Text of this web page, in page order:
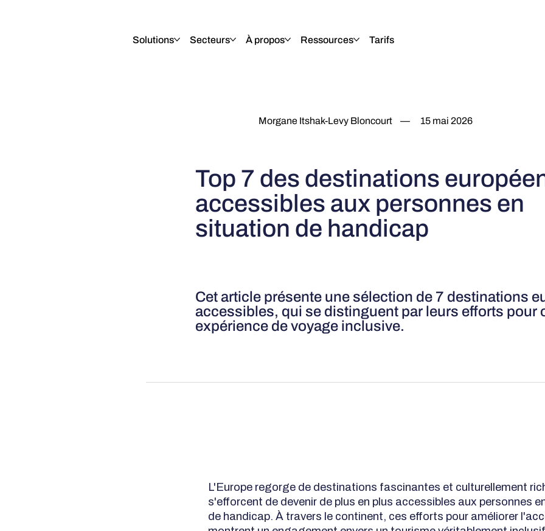
Solutions Secteurs À propos Ressources Tarifs
Morgane Itshak-Levy Bloncourt — 15 mai 2026
Top 7 des destinations
accessibles aux personnes en
situation de handicap
Cet article présente une sélection de 7 destinations
accessibles, qui se distinguent par leurs efforts pour
expérience de voyage inclusive.
L'Europe regorge de destinations fascinantes et culturellement
s'efforcent de devenir de plus en plus accessibles aux personnes
de handicap. À travers le continent, ces efforts pour améliorer